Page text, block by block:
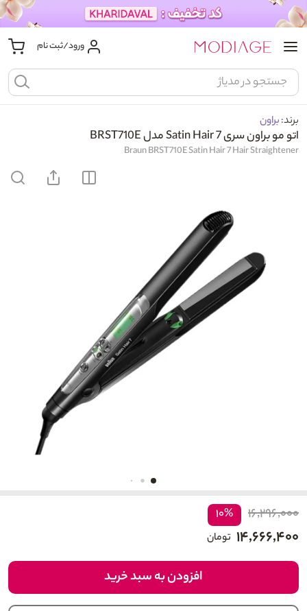
ورود/ثبت نام
برند:براون
اتو مو براون سری 7 Satin Hair مدل BRST710E
Braun BRST710E Satin Hair 7 Hair Straightener
۱۶,۲۹۶,۰۰۰ ۱۰%
۱۴,۶۶۶,۴۰۰ تومان
افزودن به سبد خرید